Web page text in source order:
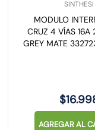
SINTHESI
MODULO
CRUZ 4 VÍAS
GREY MATE
$16.
AGREGAR AL